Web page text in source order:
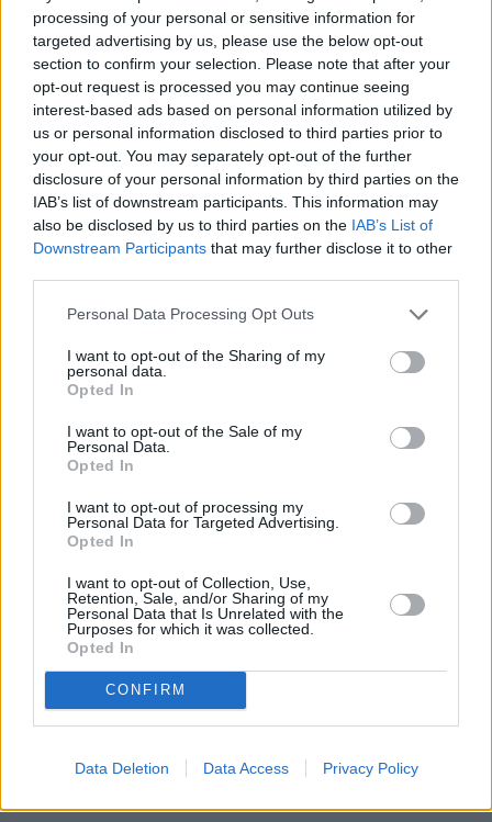
processing of your personal or sensitive information for
targeted advertising by us, please use the below opt-out
section to confirm your selection. Please note that after your
opt-out request is processed you may continue seeing
interest-based ads based on personal information utilized by
us or personal information disclosed to third parties prior to
your opt-out. You may separately opt-out of the further
disclosure of your personal information by third parties on the
IAB’s list of downstream participants. This information may
also be disclosed by us to third parties on the IAB’s List of
Downstream Participants that may further disclose it to other
Personal Data Processing Opt Outs
I want to opt-out of the Sharing of my
personal data.
Opted In
I want to opt-out of the Sale of my
Personal Data.
Opted In
I want to opt-out of processing my
Personal Data for Targeted Advertising.
Opted In
I want to opt-out of Collection, Use,
Retention, Sale, and/or Sharing of my
Personal Data that Is Unrelated with the
Purposes for which it was collected.
Opted In
CONFIRM
Data Deletion Data Access Privacy Policy
Escribir un comentario
Nombre
(requerido)
Refescar
JComments
PUBLICIDAD